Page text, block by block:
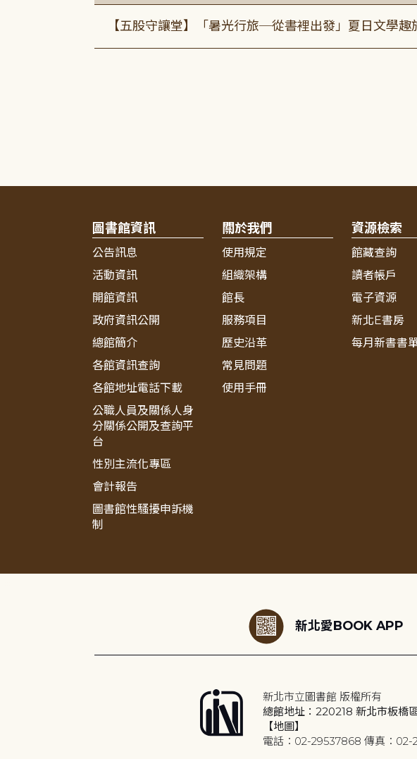
【五股守讓堂】「暑光行旅─從書裡出發」夏日文學趣
圖書館資訊
公告訊息
活動資訊
開館資訊
政府資訊公開
總館簡介
各館資訊查詢
各館地址電話下載
公職人員及關係人身
分關係公開及查詢平
台
性別主流化專區
會計報告
圖書館性騷擾申訴機
制
關於我們
使用規定
組織架構
館長
服務項目
歷史沿革
常見問題
使用手冊
資源檢索
館藏查詢
讀者帳戶
電子資源
新北E書房
每月新書書
新北愛BOOK APP
新北市立圖書館 版權所有
總館地址：220218 新北市板橋
【地圖】
電話：02-29537868 傳真：02-